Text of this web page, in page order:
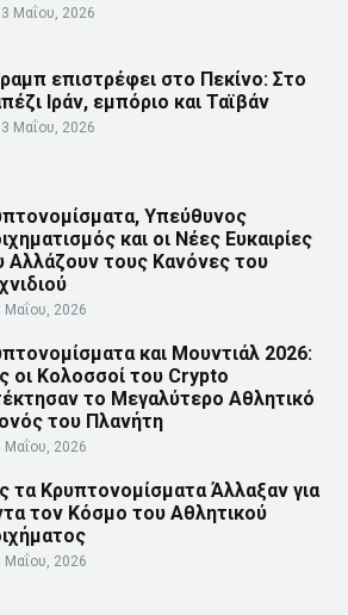
Μαΐου, 2026
επιστρέφει στο Πεκίνο: Στο
Ιράν, εμπόριο και Ταϊβάν
Μαΐου, 2026
Υπεύθυνος
και οι Νέες Ευκαιρίες
Αλλάζουν τους Κανόνες του
Μαΐου, 2026
και Μουντιάλ 2026:
οι Κολοσσοί του Crypto
το Μεγαλύτερο Αθλητικό
του Πλανήτη
Μαΐου, 2026
τα Κρυπτονομίσματα Άλλαξαν για
τον Κόσμο του Αθλητικού
Μαΐου, 2026